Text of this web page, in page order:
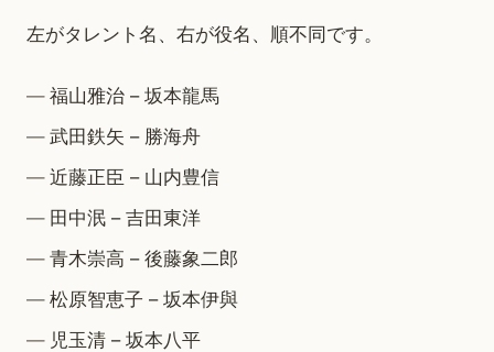
左がタレント名、右が役名、順不同です。
福山雅治 – 坂本龍馬
武田鉄矢 – 勝海舟
近藤正臣 – 山内豊信
田中泯 – 吉田東洋
青木崇高 – 後藤象二郎
松原智恵子 – 坂本伊與
児玉清 – 坂本八平